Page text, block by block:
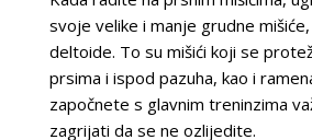
svoje velike i manje grudne
deltoide. To su mišići koji se
prsima i ispod pazuha, kao i
započnete s glavnim treninzima
zagrijati da se ne ozlijedite.